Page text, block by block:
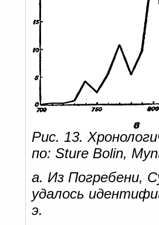
Рис. 13.
по: Sture Bolin,
а. Из Погребени,
удалось
э.